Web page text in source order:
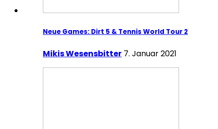
Neue Games: Dirt 5 & Tennis World Tour 2
Mikis Wesensbitter 7. Januar 2021